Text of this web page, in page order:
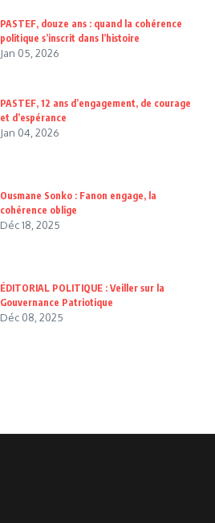
PASTEF, douze ans : quand la cohérence
politique s’inscrit dans l’histoire
Jan 05, 2026
PASTEF, 12 ans d’engagement, de courage
et d’espérance
Jan 04, 2026
Ousmane Sonko : Fanon engage, la
cohérence oblige
Déc 18, 2025
ÉDITORIAL POLITIQUE : Veiller sur la
Gouvernance Patriotique
Déc 08, 2025